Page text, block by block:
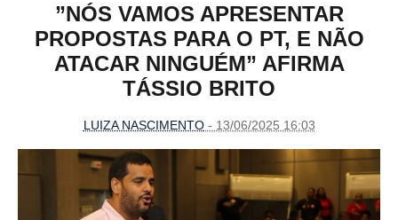
”NÓS VAMOS APRESENTAR
PROPOSTAS PARA O PT, E NÃO
ATACAR NINGUÉM” AFIRMA
TÁSSIO BRITO
LUIZA NASCIMENTO- 13/06/2025 16:03